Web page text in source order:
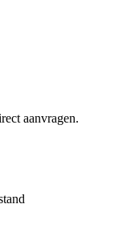
aanvragen.